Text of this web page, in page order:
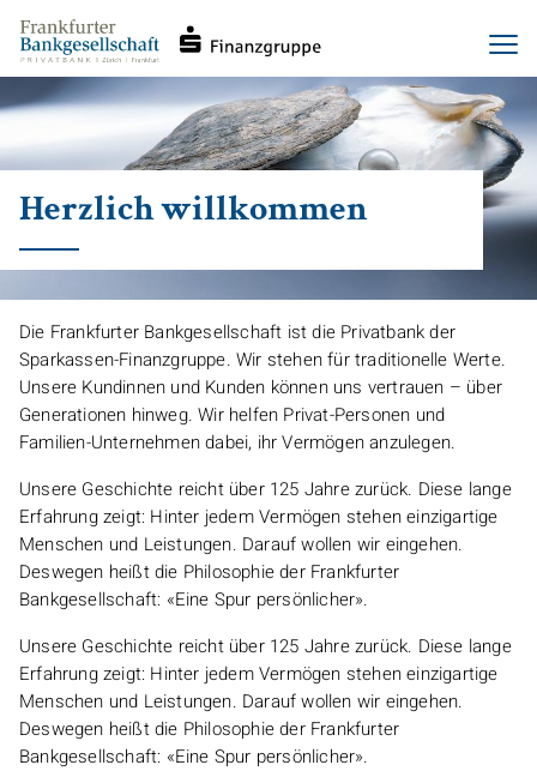
zum
Inhalt
Herzlich willkommen
Die Frankfurter Bankgesellschaft ist die Privatbank der
Sparkassen-Finanzgruppe. Wir stehen für traditionelle Werte.
Unsere Kundinnen und Kunden können uns vertrauen – über
Generationen hinweg. Wir helfen Privat-Personen und
Familien-Unternehmen dabei, ihr Vermögen anzulegen.
Unsere Geschichte reicht über 125 Jahre zurück. Diese lange
Erfahrung zeigt: Hinter jedem Vermögen stehen einzigartige
Menschen und Leistungen. Darauf wollen wir eingehen.
Deswegen heißt die Philosophie der Frankfurter
Bankgesellschaft: «Eine Spur persönlicher».
Unsere Geschichte reicht über 125 Jahre zurück. Diese lange
Erfahrung zeigt: Hinter jedem Vermögen stehen einzigartige
Menschen und Leistungen. Darauf wollen wir eingehen.
Deswegen heißt die Philosophie der Frankfurter
Bankgesellschaft: «Eine Spur persönlicher».